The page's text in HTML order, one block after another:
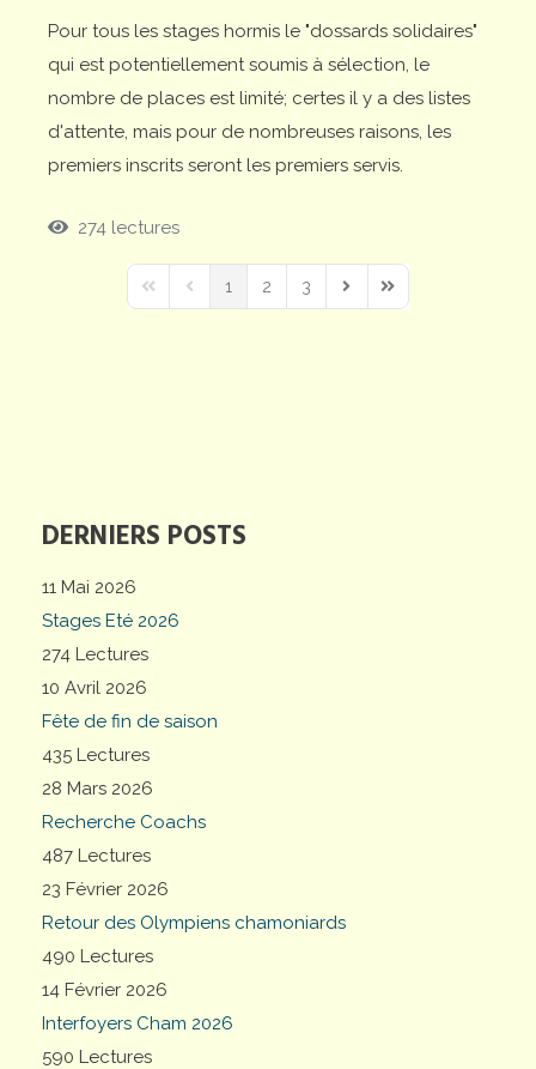
DERNIERS POSTS
11 Mai 2026
Stages Eté 2026
274 Lectures
10 Avril 2026
Fête de fin de saison
435 Lectures
28 Mars 2026
Recherche Coachs
487 Lectures
23 Février 2026
Retour des Olympiens chamoniards
490 Lectures
14 Février 2026
Interfoyers Cham 2026
590 Lectures
Pour tous les stages hormis le "dossards solidaires"
qui est potentiellement soumis à sélection, le
nombre de places est limité; certes il y a des listes
d'attente, mais pour de nombreuses raisons, les
premiers inscrits seront les premiers servis.
274 lectures
First PagePrevious Page
1 2 3
Next PageLast Page